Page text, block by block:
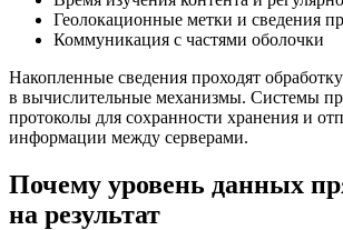
Геолокационные метки и сведения
Коммуникация с частями оболочки
Накопленные сведения проходят
в вычислительные механизмы. Системы
протоколы для сохранности хранения и
информации между серверами.
Почему уровень данных
на результат